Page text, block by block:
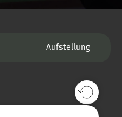
Aufstellung